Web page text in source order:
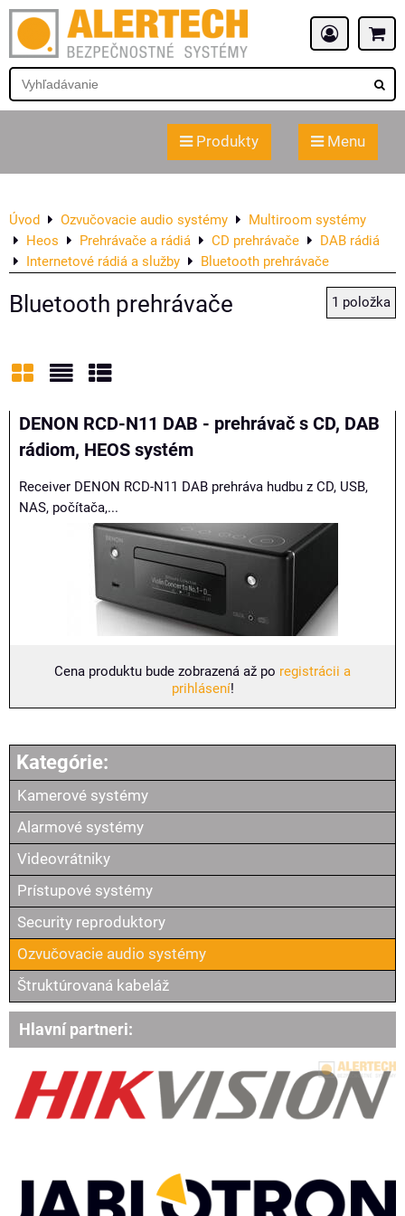
Produkty Menu
Úvod Ozvučovacie audio systémy
Multiroom systémy
Heos
Prehrávače a rádiá CD prehrávače
DAB rádiá
Internetové rádiá a služby
Bluetooth prehrávače
Bluetooth prehrávače 1 položka
Mriežka
DENON RCD-N11 DAB - prehrávač s CD, DAB
rádiom, HEOS systém
Receiver DENON RCD-N11 DAB prehráva hudbu z CD, USB,
NAS, počítača,...
Cena produktu bude zobrazená až po registrácii a
prihlásení!
Kamerové systémy
Alarmové systémy
Videovrátniky
Prístupové systémy
Security reproduktory
Ozvučovacie audio systémy
Štruktúrovaná kabeláž
Hlavní partneri: